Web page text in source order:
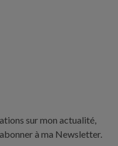
sur mon actualité,
à ma Newsletter.